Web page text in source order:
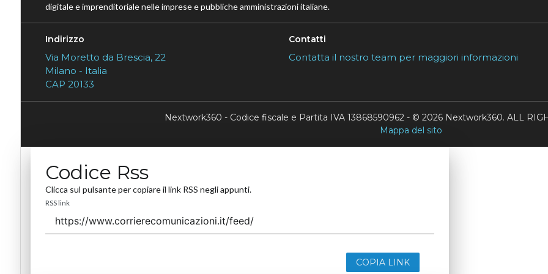
digitale e imprenditoriale nelle imprese e pubbliche amministrazioni italiane.
Indirizzo
Via Moretto da Brescia, 22
Milano - Italia
CAP 20133
Contatti
Contatta il nostro team per maggiori informazioni
Nextwork360 - Codice fiscale e Partita IVA 13868590962 - © 2026 Nextwork360. ALL
Mappa del sito
Codice Rss
Clicca sul pulsante per copiare il link RSS negli appunti.
RSS link
COPIA LINK